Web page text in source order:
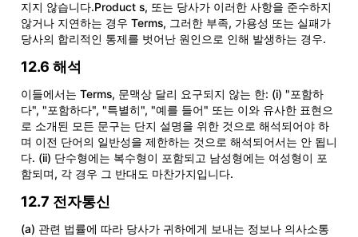
지지 않습니다.Product s, 또는 당사가 이러한 사항을 준수하지
않거나 지연하는 경우 Terms, 그러한 부족, 가용성 또는 실패가
당사의 합리적인 통제를 벗어난 원인으로 인해 발생하는 경우.
12.6 해석
이들에서는 Terms, 문맥상 달리 요구되지 않는 한: (i) "포함하
다", "포함하다", "특별히", "예를 들어" 또는 이와 유사한 표현으
로 소개된 모든 문구는 단지 설명을 위한 것으로 해석되어야 하
며 이전 단어의 일반성을 제한하는 것으로 해석되어서는 안 됩니
다. (ii) 단수형에는 복수형이 포함되고 남성형에는 여성형이 포
함되며, 각 경우 그 반대도 마찬가지입니다.
12.7 전자통신
(a) 관련 법률에 따라 당사가 귀하에게 보내는 정보나 의사소통